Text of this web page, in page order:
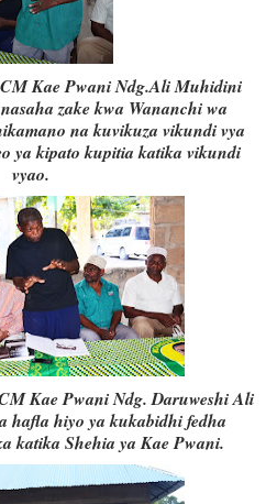
Kae Pwani Ndg.Ali Muhidini
zake kwa Wananchi wa
na kuvikuza vikundi vya
ya kipato kupitia katika vikundi
vyao.
Kae Pwani Ndg. Daruweshi Ali
hafla hiyo ya kukabidhi fedha
katika Shehia ya Kae Pwani.